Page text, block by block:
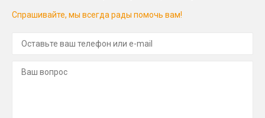
Спрашивайте, мы всегда рады помочь вам!